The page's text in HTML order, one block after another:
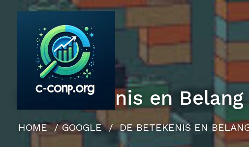
De Betekenis en
HOME/GOOGLE/ DE BETEKENIS EN